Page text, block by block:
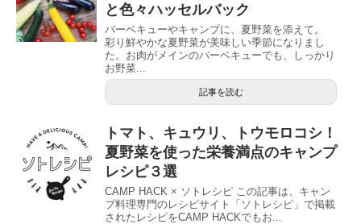
と色々ハッセルバック
バーベキューやキャンプに、夏野菜を添えて。
彩り鮮やかな夏野菜が美味しい季節になりまし
た。お肉がメインのバーベキューでも、しっかり
お野菜...
記事を読む
トマト、キュウリ、トウモロコシ！
夏野菜を使った栄養満点のキャンプ
レシピ３選
CAMP HACK × ソトレシピ この記事は、キャン
プ料理専門のレシピサイト「ソトレシピ」で掲載
されたレシピをCAMP HACKでもお...